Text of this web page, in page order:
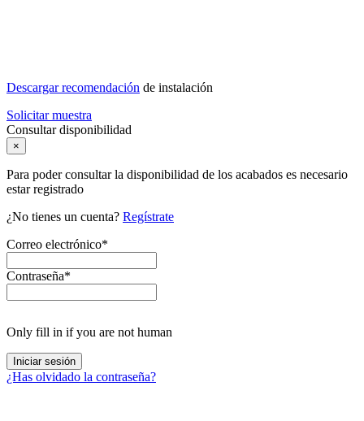
Descargar recomendación de instalación
Solicitar muestra
Consultar disponibilidad
×
Para poder consultar la disponibilidad de los acabados es necesario
estar registrado
¿No tienes un cuenta? Regístrate
Correo electrónico*
Contraseña*
Only fill in if you are not human
¿Has olvidado la contraseña?